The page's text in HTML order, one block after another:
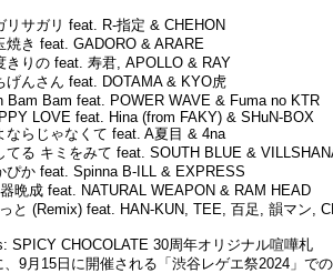
リサガリ feat. R-指定 & CHEHON
焼き feat. GADORO & ARARE
きりの feat. 寿君, APOLLO & RAY
げんさん feat. DOTAMA & KYO虎
Bam Bam feat. POWER WAVE & Fuma no KTR
LOVE feat. Hina (from FAKY) & SHuN-BOX
ならじゃなくて feat. A夏目 & 4na
てる キミをみて feat. SOUTH BLUE &
ぴか feat. Spinna B-ILL & EXPRESS
晩成 feat. NATURAL WEAPON & RAM HEAD
と (Remix) feat. HAN-KUN, TEE, 百足, 韻マン,
SPICY CHOCOLATE 30周年オリジナル喧嘩札
、9月15日に開催される「渋谷レゲエ祭2024」で